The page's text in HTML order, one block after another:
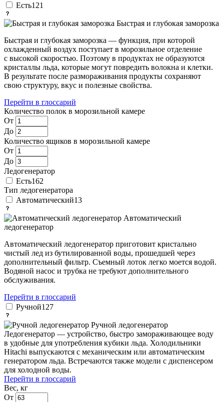
Есть121
Быстрая и глубокая заморозка
Быстрая и глубокая заморозка — функция, при которой
охлажденный воздух поступает в морозильное отделение
с высокой скоростью. Поэтому в продуктах не образуются
кристаллы льда, которые могут повредить волокна и клетки.
В результате после размораживания продукты сохраняют
свою структуру, вкус и полезные свойства.
Перейти в глоссарий
Количество полок в морозильной камере
От
До
Количество ящиков в морозильной камере
От
До
Ледогенератор
Есть162
Тип ледогенератора
Автоматический13
Автоматический
ледогенератор
Автоматический ледогенератор приготовит кристально
чистый лед из бутилированной воды, прошедшей через
дополнительный фильтр. Съемный лоток легко моется водой.
Водяной насос и трубка не требуют дополнительного
обслуживания.
Перейти в глоссарий
Ручной127
Ручной ледогенератор
Ледогенератор — устройство, быстро замораживающее воду
в удобные для употребления кубики льда. Холодильники
Hitachi выпускаются с механическим или автоматическим
генератором льда. Встречаются также модели с диспенсером
для холодной воды.
Перейти в глоссарий
Вес, кг
От